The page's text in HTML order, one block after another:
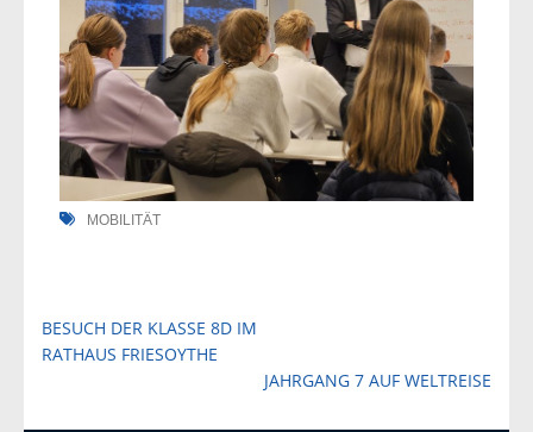
MOBILITÄT
Beitragsnavigation
BESUCH DER KLASSE 8D IM
RATHAUS FRIESOYTHE
JAHRGANG 7 AUF WELTREISE